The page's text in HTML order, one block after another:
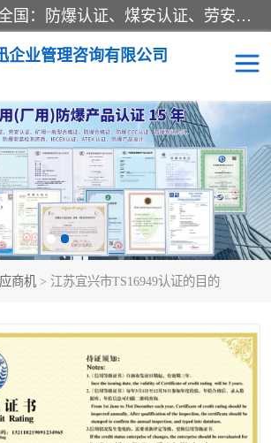
本公司专业从事全国：防爆认证、煤安认证、劳安认证、体系认证、产品认证、ATEX认证、IECEX认证、消防产品认证、生产认可证、验厂指导、认证技术支持、企业管理策划等一站式咨询服务。 用我们的智慧、经验、真诚与勤恳，分享成长的喜悦！ 全国24小时咨询热线：* 认证咨询：张老师（全国*）
企业管理咨询有限公司
商机 > 江苏宜兴市TS16949认证的目的
防爆CCC认证
矿安认证